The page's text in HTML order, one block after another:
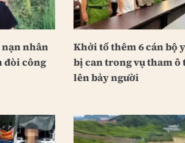
nạn nhân
đòi công
Khởi tố thêm 6 cán bộ
bị can trong vụ tham ô
lên bảy người